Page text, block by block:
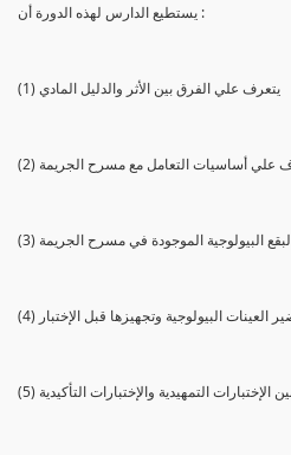
يستطيع الدارس لهذه الدورة أن :
(1) يتعرف علي الفرق بين الأثر والدليل المادي
علي أساسيات التعامل مع مسرح الجريمة
البقع البيولوجية الموجودة في مسرح الجريمة
العينات البيولوجية وتجهيزها قبل الإختبار
الإختبارات التمهيدية والإختبارات التأكيدية